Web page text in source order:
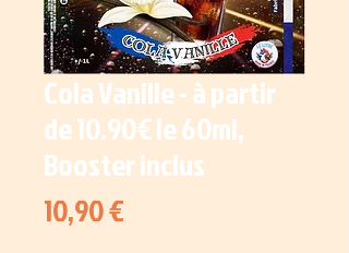
Cola Vanille - à partir
de 10.90€ le 60ml,
Booster inclus
10,90 €Prix